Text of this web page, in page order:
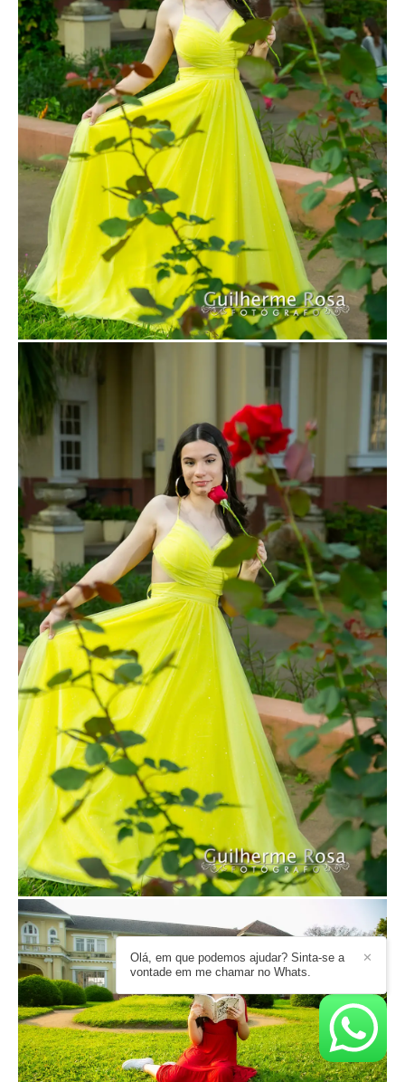
✕
Olá, em que podemos ajudar? Sinta-se a
vontade em me chamar no Whats.